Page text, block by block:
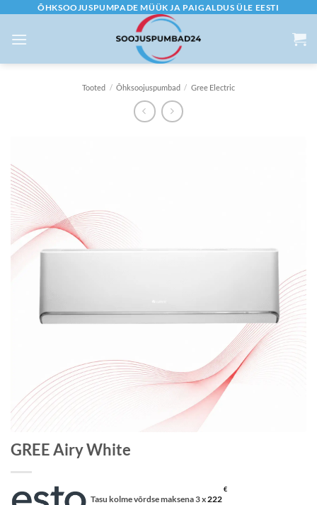
content
ÕHKSOOJUSPUMPADE MÜÜK JA PAIGALDUS ÜLE EESTI
Tooted / Õhksoojuspumbad / Gree Electric
GREE Airy White
Tasu kolme võrdse maksena 3 x 222
€